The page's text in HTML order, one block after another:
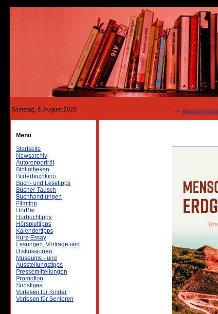
Samstag, 8. August 2026 Besuchen Sie
Menü
Startseite
Newsarchiv
Autorenporträt
Bibliotheken
Bilderbuchkino
Buch- und Lesetipps
Bücher-Tausch
Buchhandlungen
Filmtipp
HörBar
Hörbuchtipps
Hörspieltipps
Kalendertipps
Kurz-Essay
Lesungen, Vorträge und
Diskussionen
Museums - und
Ausstellungstipps
Pressemitteilungen
Promotion
Sonstiges
Vorlesen für Kinder
Vorlesen für Senioren